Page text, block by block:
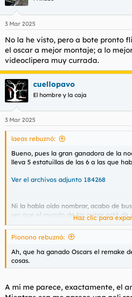
3 Mar 2025
No la he visto, pero a bote pronto
el oscar a mejor montaje; a lo
videoclipera muy currada.
cuellopavo
El hombre y la caja
3 Mar 2025
laeas rebuznó:
Bueno, pues la gran ganadora de la
lleva 5 estatuillas de las 6 a las que
Ver el archivos adjunto 184268
Ni la había oído nombrar, acabo de
ser que el mundo de las putas está de
digan al Comando Levante.
Parece ser que es como Pretty
Ver el archivos adjunto 184269
Haz clic para
Pionono rebuznó:
Ah, que ha ganado Oscars el remake
cosas.
A mí me parece, exactamente, el